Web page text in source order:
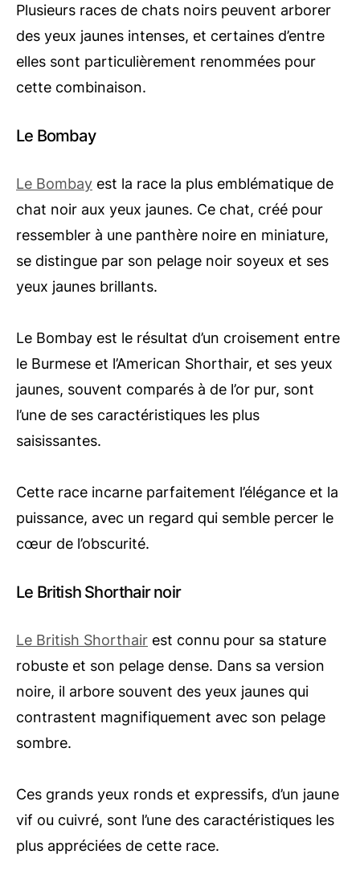
Plusieurs races de chats noirs peuvent arborer
des yeux jaunes intenses, et certaines d’entre
elles sont particulièrement renommées pour
cette combinaison.
Le Bombay
Le Bombay est la race la plus emblématique de
chat noir aux yeux jaunes. Ce chat, créé pour
ressembler à une panthère noire en miniature,
se distingue par son pelage noir soyeux et ses
yeux jaunes brillants.
Le Bombay est le résultat d’un croisement entre
le Burmese et l’American Shorthair, et ses yeux
jaunes, souvent comparés à de l’or pur, sont
l’une de ses caractéristiques les plus
saisissantes.
Cette race incarne parfaitement l’élégance et la
puissance, avec un regard qui semble percer le
cœur de l’obscurité.
Le British Shorthair noir
Le British Shorthair est connu pour sa stature
robuste et son pelage dense. Dans sa version
noire, il arbore souvent des yeux jaunes qui
contrastent magnifiquement avec son pelage
sombre.
Ces grands yeux ronds et expressifs, d’un jaune
vif ou cuivré, sont l’une des caractéristiques les
plus appréciées de cette race.